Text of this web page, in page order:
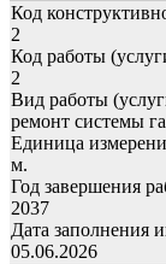
Код
2
Код работы
2
Вид работы
ремонт системы
Единица
м.
Год завершения
2037
Дата заполнения
05.06.2026